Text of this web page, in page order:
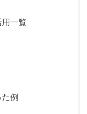
用一覧
例